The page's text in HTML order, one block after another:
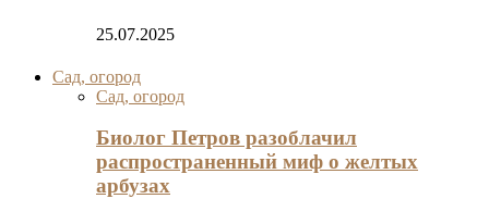
25.07.2025
Сад, огород
Сад, огород
Биолог Петров разоблачил
распространенный миф о желтых
арбузах